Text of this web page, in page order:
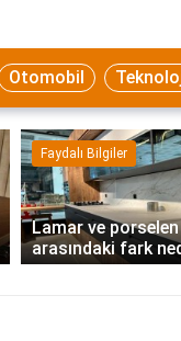
Otomobil
Faydalı Bilgiler
Lamar ve
arasındaki fark